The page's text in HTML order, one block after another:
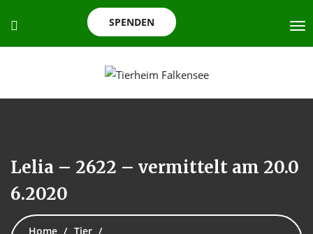
SPENDEN
Lelia – 2622 – vermittelt am 20.0
6.2020
Home
Tier